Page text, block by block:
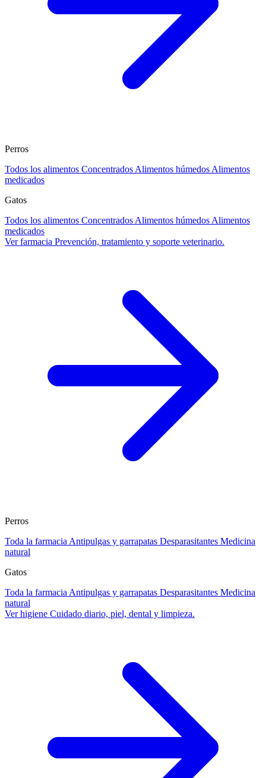
Perros
Todos los alimentos Concentrados Alimentos húmedos Alimentos
medicados
Gatos
Todos los alimentos Concentrados Alimentos húmedos Alimentos
medicados
Ver farmacia Prevención, tratamiento y soporte veterinario.
Perros
Toda la farmacia Antipulgas y garrapatas Desparasitantes Medicina
natural
Gatos
Toda la farmacia Antipulgas y garrapatas Desparasitantes Medicina
natural
Ver higiene Cuidado diario, piel, dental y limpieza.